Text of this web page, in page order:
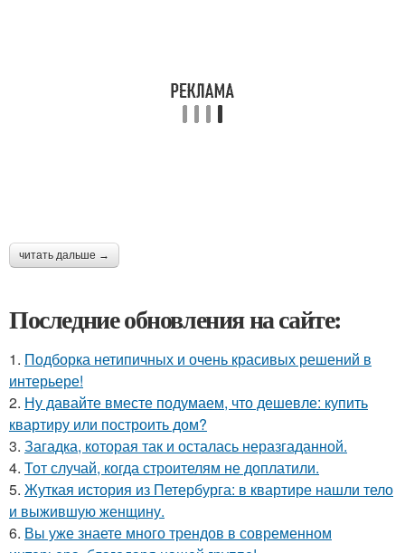
читать дальше →
Последние обновления на сайте:
1. Подборка нетипичных и очень красивых решений в
интерьере!
2. Ну давайте вместе подумаем, что дешевле: купить
квартиру или построить дом?
3. Загадка, которая так и осталась неразгаданной.
4. Тот случай, когда строителям не доплатили.
5. Жуткая история из Петербурга: в квартире нашли тело
и выжившую женщину.
6. Вы уже знаете много трендов в современном